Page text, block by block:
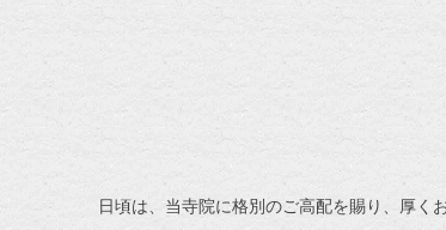
日頃は、当寺院に格別のご高配を賜り、厚く